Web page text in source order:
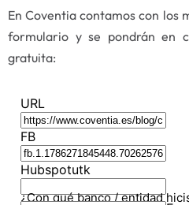
En Coventia contamos con los
formulario y se pondrán en
gratuita: